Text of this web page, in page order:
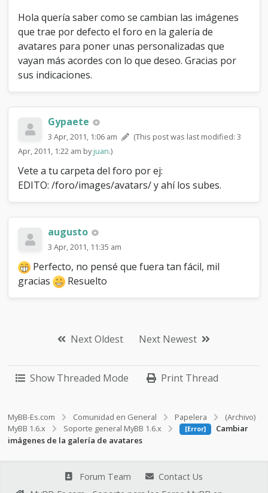
a
g
a
e
d
a
a
r
e
Hola quería saber como se cambian las imágenes
que trae por defecto el foro en la galería de
avatares para poner unas personalizadas que
vayan más acordes con lo que deseo. Gracias por
sus indicaciones.
Gypaete
3 Apr, 2011, 1:06 am
(This post was last modified: 3
Apr, 2011, 1:22 am byjuan.)
Vete a tu carpeta del foro por ej:
EDITO: /foro/images/avatars/ y ahí los subes.
augusto
3 Apr, 2011, 11:35 am
Perfecto, no pensé que fuera tan fácil, mil
gracias
Resuelto
Next Oldest Next Newest
Show Threaded Mode Print Thread
MyBB-Es.com Comunidad en General Papelera
(Archivo)
MyBB 1.6.x
Soporte general MyBB 1.6.x [Error]
Cambiar
imágenes de la galería de avatares
Forum Team
Contact Us